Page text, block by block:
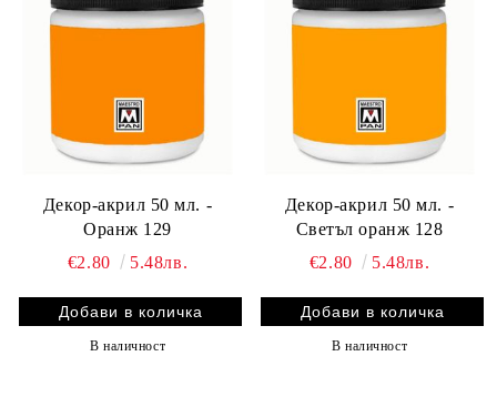
Декор-акрил 50 мл. -
Оранж 129
€2.80
5.48лв.
В наличност
Декор-акрил 50 мл. -
Светъл оранж 128
€2.80
5.48лв.
В наличност